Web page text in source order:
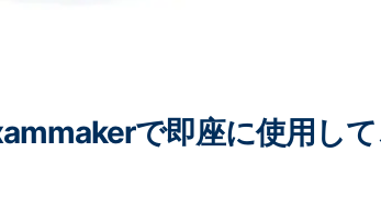
で即座に使用し